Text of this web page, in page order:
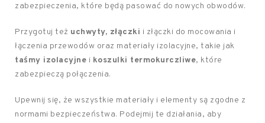
zabezpieczenia, które będą pasować do nowych obwodów.
Przygotuj też uchwyty, złączki i złączki do mocowania i
łączenia przewodów oraz materiały izolacyjne, takie jak
taśmy izolacyjne i koszulki termokurczliwe, które
zabezpieczą połączenia.
Upewnij się, że wszystkie materiały i elementy są zgodne z
normami bezpieczeństwa. Podejmij te działania, aby